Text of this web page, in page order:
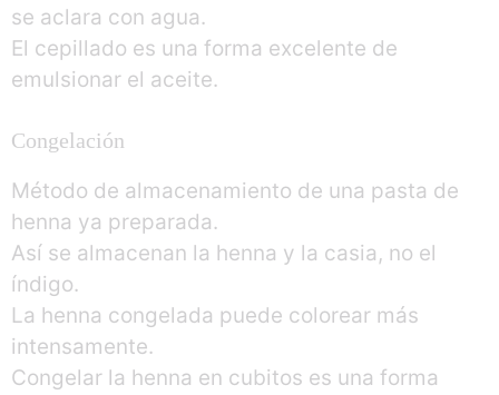
se aclara con agua.
El cepillado es una forma excelente de
emulsionar el aceite.
Congelación
Método de almacenamiento de una pasta de
henna ya preparada.
Así se almacenan la henna y la casia, no el
índigo.
La henna congelada puede colorear más
intensamente.
Congelar la henna en cubitos es una forma